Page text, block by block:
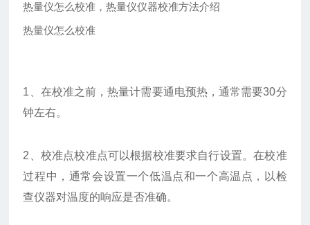
热量仪怎么校准，热量仪仪器校准方法介绍
热量仪怎么校准
1、在校准之前，热量计需要通电预热，通常需要30分
钟左右。
2、校准点校准点可以根据校准要求自行设置。在校准
过程中，通常会设置一个低温点和一个高温点，以检
查仪器对温度的响应是否准确。